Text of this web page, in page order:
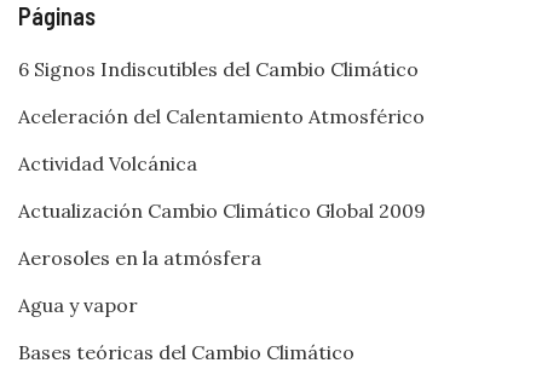
Páginas
6 Signos Indiscutibles del Cambio Climático
Aceleración del Calentamiento Atmosférico
Actividad Volcánica
Actualización Cambio Climático Global 2009
Aerosoles en la atmósfera
Agua y vapor
Bases teóricas del Cambio Climático